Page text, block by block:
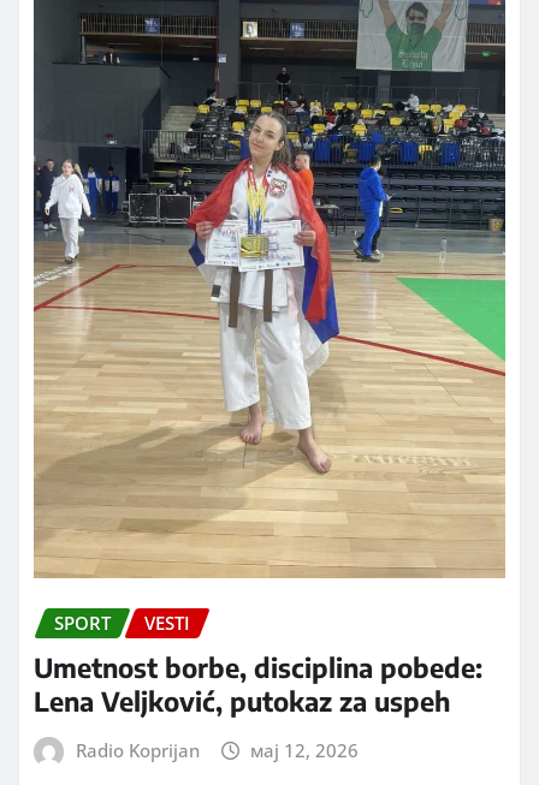
SPORT VESTI
Umetnost borbe, disciplina pobede:
Lena Veljković, putokaz za uspeh
Radio Koprijan мај 12, 2026